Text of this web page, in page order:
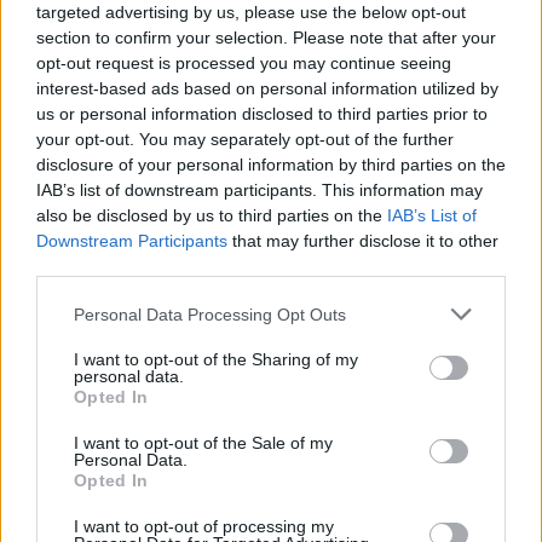
targeted advertising by us, please use the below opt-out
section to confirm your selection. Please note that after your
opt-out request is processed you may continue seeing
interest-based ads based on personal information utilized by
us or personal information disclosed to third parties prior to
your opt-out. You may separately opt-out of the further
disclosure of your personal information by third parties on the
IAB’s list of downstream participants. This information may
also be disclosed by us to third parties on the IAB’s List of
Downstream Participants that may further disclose it to other
Please note that this website/app uses one or more Google
not limited to your visit or usage behaviour. You may click to
grant or deny consent to Google and its third-party tags to
use your data for below specified purposes in below Google
consent section.
Personal Data Processing Opt Outs
I want to opt-out of the Sharing of my
personal data.
Opted In
I want to opt-out of the Sale of my
Personal Data.
Opted In
I want to opt-out of processing my
Vándor László megjegyezte: a jubileumi
ünnepségre önkéntesek sározták, meszelték
újra a portákat, de hasonló társadalmi
összefogás előzte meg negyven évvel ezelőtt
- 1968. augusztus 20-án - a múzeum
megnyitását is.
A szabadtéri múzeum létrehozása azért volt
az 1960-as években időszerű, mert akkortájt
semmisült meg Zala megye tradicionális népi
építészete. Az ipari fejlődés
munkahelyet, megnőttek a jövedelmek, az
egyik napról a másikra egész utcasorok
"tűntek el". Arra is volt példa, hogy mire a
megvásárolt, régi épületekhez, azokat már le
is bontották - idézte fel a múzeumigazgató.